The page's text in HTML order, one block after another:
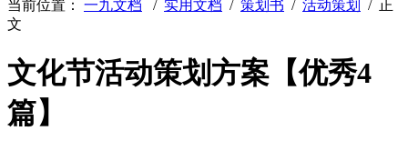
当前位置： 一九文档 / 实用文档 / 策划书 / 活动策划
/ 正
文
文化节活动策划方案【优秀4
篇】